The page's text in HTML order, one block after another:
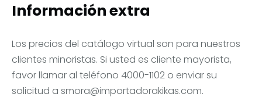
Información extra
Los precios del catálogo virtual son para nuestros
clientes minoristas. Si usted es cliente mayorista,
favor llamar al teléfono 4000-1102 o enviar su
solicitud a smora@importadorakikas.com.